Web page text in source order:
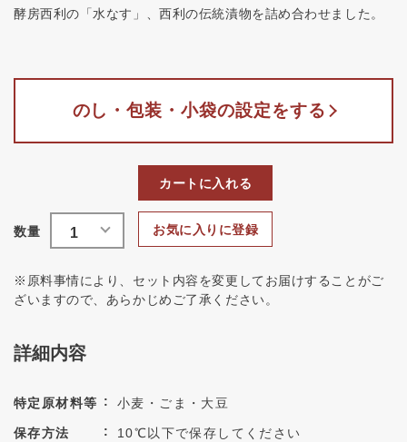
酵房西利の「水なす」、西利の伝統漬物を詰め合わせました。
のし・包装・小袋の設定をする
お気に入りに登録
カートに入れる
※原料事情により、セット内容を変更してお届けすることがご
ざいますので、あらかじめご了承ください。
詳細内容
特定原材料等 小麦・ごま・大豆
保存方法 10℃以下で保存してください